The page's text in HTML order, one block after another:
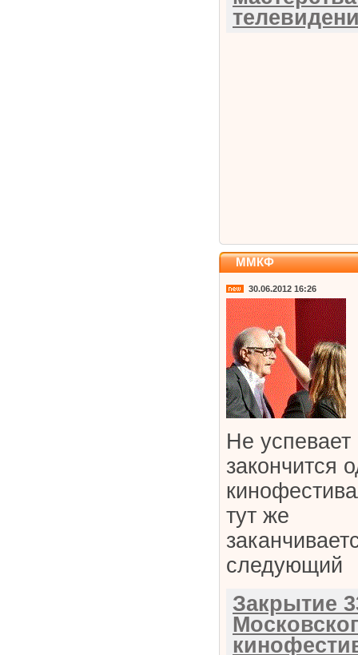
ММКФ
30.06.2012 16:26
Не успевает
закончится
тут же
следующий
Закрытие